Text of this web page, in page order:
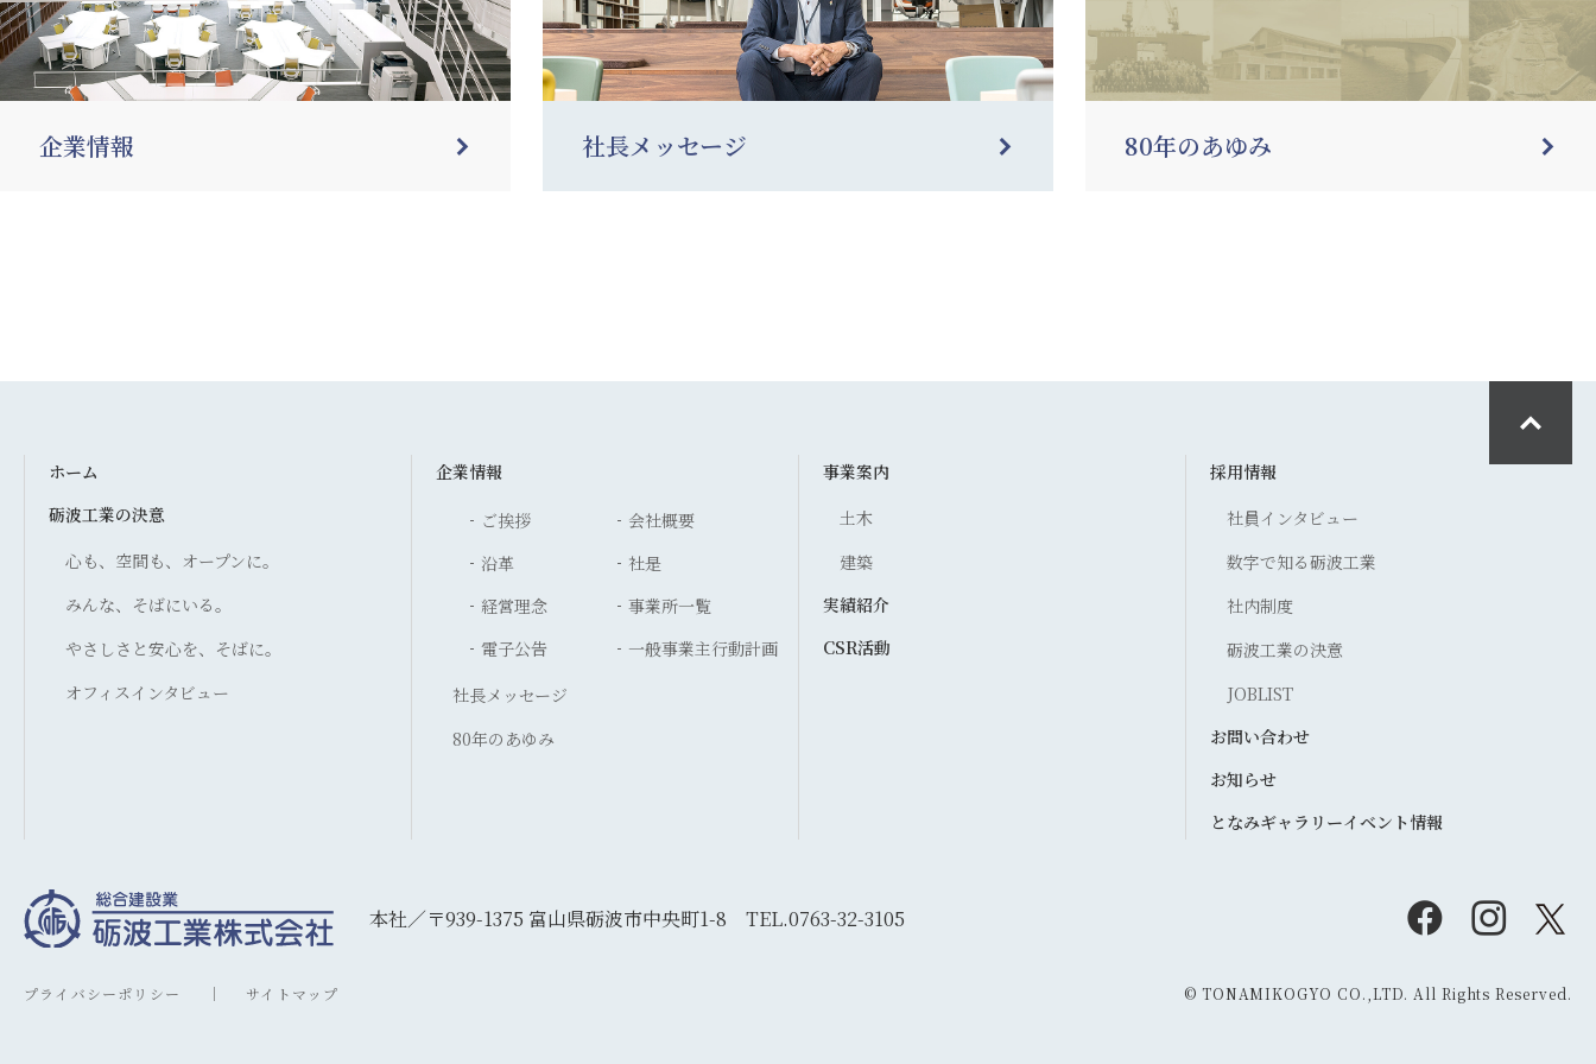
企業情報 社長メッセージ 80年のあゆみ
ホーム
砺波工業の決意
心も、空間も、オープンに。
みんな、そばにいる。
やさしさと安心を、そばに。
オフィスインタビュー
企業情報
ご挨拶
会社概要
沿革
社是
経営理念
事業所一覧
電子公告
一般事業主行動計画
社長メッセージ
80年のあゆみ
事業案内
土木
建築
実績紹介
CSR活動
採用情報
社員インタビュー
数字で知る砺波工業
社内制度
砺波工業の決意
JOBLIST
お問い合わせ
お知らせ
となみギャラリーイベント情報
本社／〒939-1375 富山県砺波市中央町1-8 TEL.0763-32-3105
プライバシーポリシー サイトマップ © TONAMIKOGYO CO.,LTD. All Rights Reserved.